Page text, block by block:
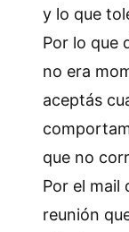
y lo que
Por lo que
no era
aceptás
que no
Por el mail
reunión